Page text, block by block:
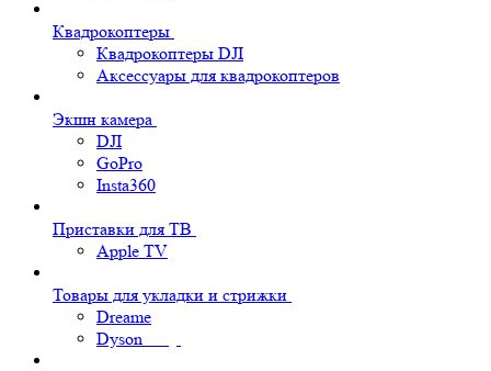
Квадрокоптеры
Квадрокоптеры DJI
Аксессуары для квадрокоптеров
Экшн камера
DJI
GoPro
Insta360
Приставки для ТВ
Apple TV
Товары для укладки и стрижки
Dreame
Dyson